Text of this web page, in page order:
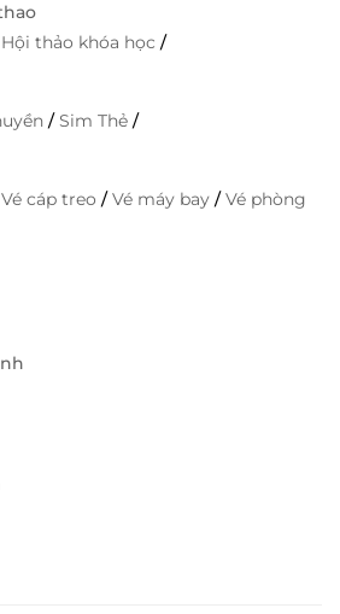
Hội thảo khóa học /
/Sim Thẻ /
Vé cáp treo /Vé máy bay /Vé phòng